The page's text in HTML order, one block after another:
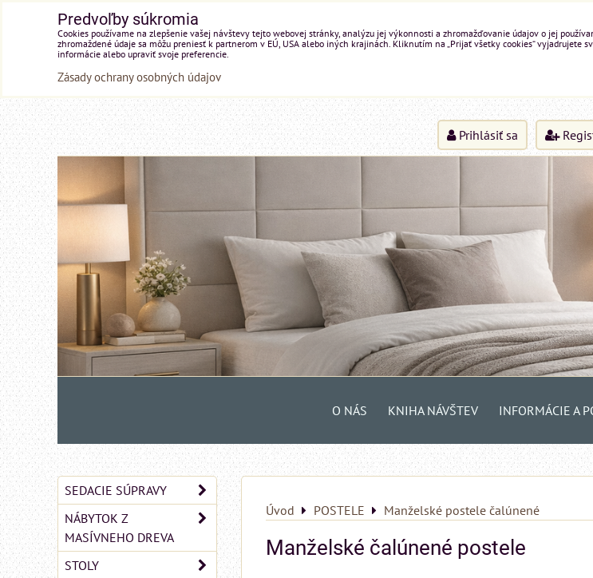
Prihlásiť sa
O NÁS KNIHA NÁVŠTEV INFORMÁCIE A
Úvod POSTELE Manželské postele čalúnené
Manželské čalúnené postele
SEDACIE SÚPRAVY
NÁBYTOK Z
MASÍVNEHO DREVA
STOLY
Predvoľby súkromia
Cookies používame na zlepšenie vašej návštevy tejto webovej stránky, analýzu jej výkonnosti a zhromažďovanie údajov o jej
zhromaždené údaje sa môžu preniesť k partnerom v EÚ, USA alebo iných krajinách. Kliknutím na „Prijať všetky cookies“ vyjadrujete
informácie alebo upraviť svoje preferencie.
Zásady ochrany osobných údajov